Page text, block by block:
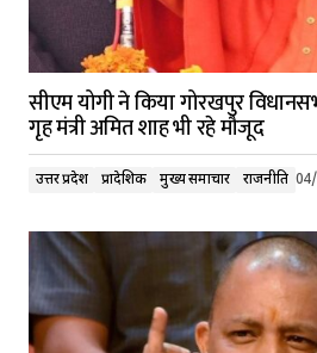
सीएम योगी ने किया गोरखपुर
गृह मंत्री अमित शाह भी रहे मौजूद
उत्तर प्रदेश प्रादेशिक मुख्य समाचार राजनीति